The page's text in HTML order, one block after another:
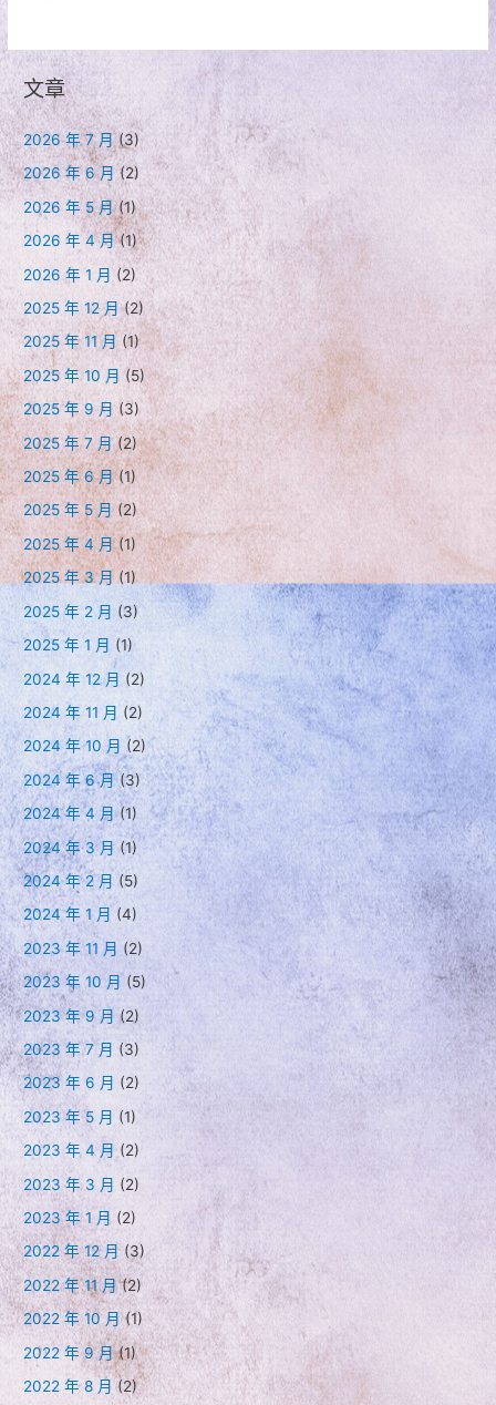
民
國
都
市
計
劃
學
生
論
文
獎」
及
「日
台
都
市
計
畫
及
其
相
關
研
究
獎
勵
金」
公
開
徵
求
推
薦
文章
2026 年 7 月(3)
2026 年 6 月(2)
2026 年 5 月(1)
2026 年 4 月(1)
2026 年 1 月(2)
2025 年 12 月 (2)
2025 年 11 月 (1)
2025 年 10 月 (5)
2025 年 9 月(3)
2025 年 7 月(2)
2025 年 6 月(1)
2025 年 5 月(2)
2025 年 4 月(1)
2025 年 3 月 (1)
2025 年 2 月 (3)
2025 年 1 月 (1)
2024 年 12 月 (2)
2024 年 11 月 (2)
2024 年 10 月 (2)
2024 年 6 月(3)
2024 年 4 月(1)
2024 年 3 月(1)
2024 年 2 月 (5)
2024 年 1 月 (4)
2023 年 11 月 (2)
2023 年 10 月 (5)
2023 年 9 月 (2)
2023 年 7 月 (3)
2023 年 6 月 (2)
2023 年 5 月 (1)
2023 年 4 月(2)
2023 年 3 月 (2)
2023 年 1 月 (2)
2022 年 12 月(3)
2022 年 11 月(2)
2022 年 10 月(1)
2022 年 9 月(1)
2022 年 8 月 (2)